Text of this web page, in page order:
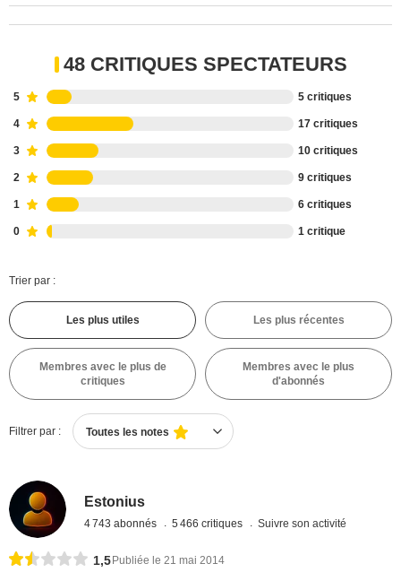
48 CRITIQUES SPECTATEURS
5 5 critiques
4 17 critiques
3 10 critiques
2 9 critiques
1 6 critiques
0 1 critique
Trier par :
Les plus utiles Les plus récentes
Membres avec le plus de
critiques
Membres avec le plus
d'abonnés
Filtrer par : Toutes les notes
Estonius
4 743 abonnés 5 466 critiques Suivre son activité
1,5 Publiée le 21 mai 2014